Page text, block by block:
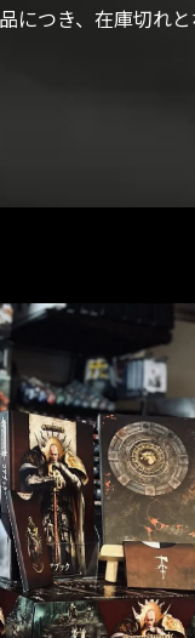
つき、在庫切れ